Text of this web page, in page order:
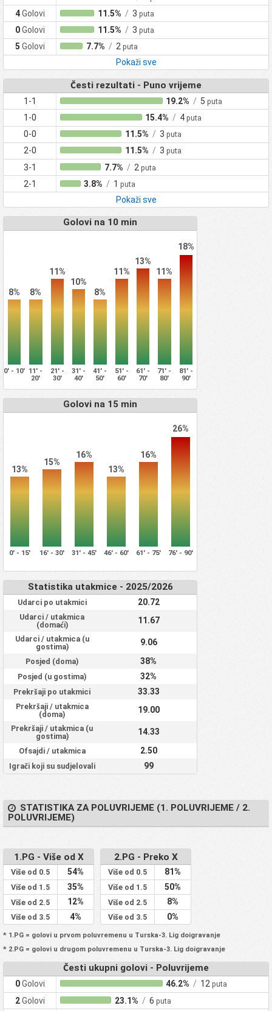
4Golovi 11.5% / 3 puta
0Golovi 11.5% / 3 puta
5 Golovi 7.7% / 2 puta
Pokaži sve
Česti rezultati - Puno vrijeme
1-1 19.2% / 5puta
1-0 15.4% / 4puta
0-0 11.5% / 3 puta
2-0 11.5% / 3 puta
3-1 7.7% / 2 puta
2-1 3.8% / 1puta
Pokaži sve
Golovi na 10 min
8% 8%
11%
10%
8%
11%
13%
11%
18%
0' - 10' 11' -
20'
21' -
30'
31' -
40'
41' -
50'
51' -
60'
61' -
70'
71' -
80'
81' -
90'
Golovi na 15 min
13%
15%
16%
13%
16%
26%
0' - 15' 16' - 30' 31' - 45' 46' - 60' 61' - 75' 76' - 90'
Statistika utakmice - 2025/2026
Udarci po utakmici 20.72
Udarci / utakmica
(domaći)
11.67
Udarci / utakmica (u
gostima)
9.06
Posjed (doma) 38%
Posjed (u gostima) 32%
Prekršaji po utakmici 33.33
Prekršaji / utakmica
(doma)
19.00
Prekršaji / utakmica (u
gostima)
14.33
Ofsajdi / utakmica 2.50
Igrači koji su sudjelovali 99
STATISTIKA ZA POLUVRIJEME (1. POLUVRIJEME / 2.
POLUVRIJEME)
1.PG - Više od X
Više od 0.5 54%
Više od 1.5 35%
Više od 2.5 12%
Više od 3.5 4%
2.PG - Preko X
Više od 0.5 81%
Više od 1.5 50%
Više od 2.5 8%
Više od 3.5 0%
* 1.PG = golovi u prvom poluvremenu u Turska-3. Lig doigravanje
* 2.PG = golovi u drugom poluvremenu u Turska-3. Lig doigravanje
Česti ukupni golovi - Poluvrijeme
0Golovi 46.2% / 12puta
2Golovi 23.1% / 6 puta